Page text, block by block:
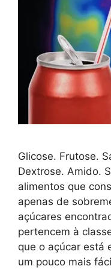
Glicose. Frutose.
Dextrose. Amido.
alimentos que
apenas de
açúcares
pertencem à
que o açúcar está
um pouco mais